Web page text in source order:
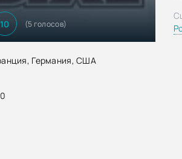
10 (5 голосов)
, Германия,США